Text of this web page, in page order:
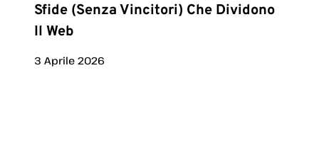
Sfide (senza Vincitori) Che Dividono
Il Web
3 Aprile 2026